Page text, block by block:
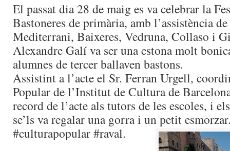
El passat dia 28 de maig es va celebrar la
Bastoneres de primària, amb l’assistència
Mediterrani, Baixeres, Vedruna, Collaso i
Alexandre Galí va ser una estona molt
alumnes de tercer ballaven bastons.
Assistint a l’acte el Sr. Ferran Urgell,
Popular de l’Institut de Cultura de
record de l’acte als tutors de les escoles, i
se’ls va regalar una gorra i un petit
#culturapopular #raval.